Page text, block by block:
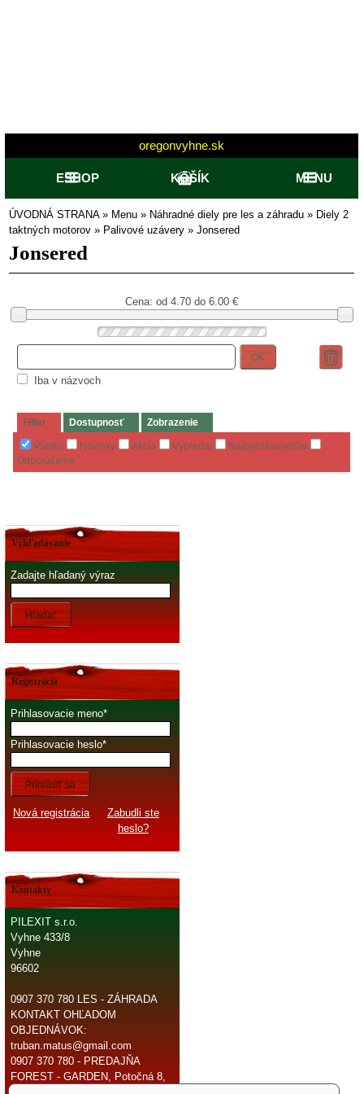
oregonvyhne.sk
ESHOP KOŠÍK MENU
ÚVODNÁ STRANA» Menu » Náhradné diely pre les a záhradu » Diely 2
taktných motorov » Palivové uzávery » Jonsered
Jonsered
Cena: od 4.70 do 6.00€
OK
Iba v názvoch
Filter Dostupnosť Zobrazenie
Všetko Novinky Akcia Výpredaj
Najpredávanejšie
Odporúčame
Vyhľadávanie
Zadajte hľadaný výraz
Hľadať
Registrácia
Prihlasovacie meno
Prihlasovacie heslo
Prihlásiť sa
Nová registrácia
Zabudli ste
heslo?
Kontakty
PILEXIT s.r.o.
Vyhne 433/8
Vyhne
96602
0907 370 780 LES - ZÁHRADA
KONTAKT OHĽADOM
OBJEDNÁVOK:
truban.matus@gmail.com
0907 370 780 - PREDAJŇA
FOREST - GARDEN, Potočná 8,